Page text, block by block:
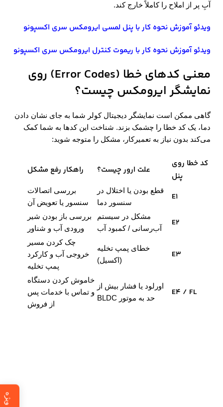
آبِ پر از املاح را کاملاً خارج کند.
ویدئو آموزش نحوه کار با پنل لمسی ایرومکس سری اکسپونو
ویدئو آموزش نحوه کار با ریموت کنترل ایرومکس سری اکسپونو
معنی کدهای خطا (Error Codes)
روی
نمایشگر ایرومکس چیست؟
گاهی ممکن است نمایشگر دیجیتال کولر شما به جای نشان دادن
دما، یک کد خطا را چشمک بزند. شناخت این کدها به شما کمک
می‌کند بدون نیاز به تعمیرکار، مشکل را متوجه شوید:
کد خطا روی
پنل
علت ارور چیست؟ راهکار رفع مشکل
E1
قطع بودن یا اختلال در
سنسور دما
بررسی اتصالات
سنسور یا تعویض آن
E2
مشکل در سیستم
آب‌رسانی / کمبود آب
بررسی باز بودن شیر
ورودی آب و شناور
E3
خطای پمپ تخلیه
(اکسیل)
چک کردن مسیر
خروجی آب و کارکرد
پمپ تخلیه
E4 / FL
اورلود یا فشار بیش از
حد به موتور BLDC
خاموش کردن دستگاه
و تماس با خدمات پس
از فروش